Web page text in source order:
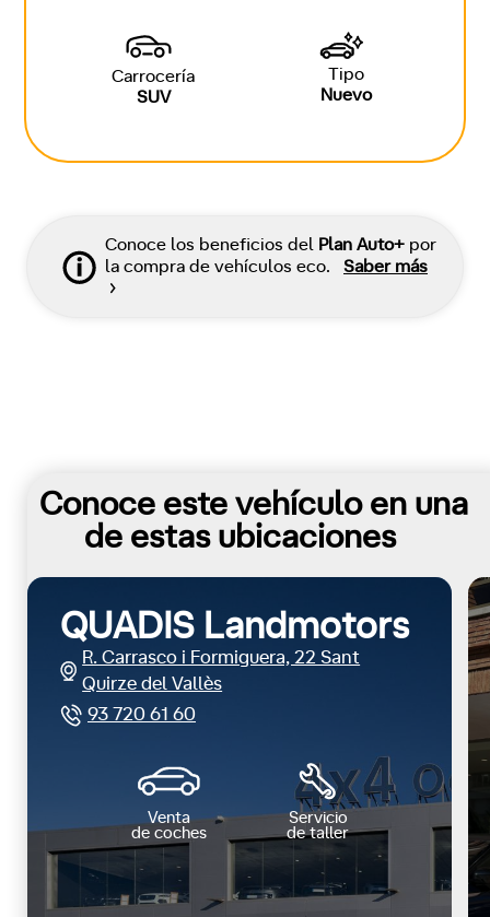
Carrocería
SUV
Tipo
Nuevo
Conoce los beneficios del Plan Auto+ por
la compra de vehículos eco.
Saber más
Conoce este vehículo en una
de estas ubicaciones
QUADIS Landmotors
R. Carrasco i Formiguera, 22 Sant
Quirze del Vallès
93 720 61 60
Venta
de coches
Servicio
de taller